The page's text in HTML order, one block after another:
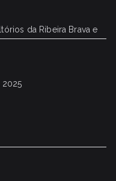
da Ribeira Brava e
2025